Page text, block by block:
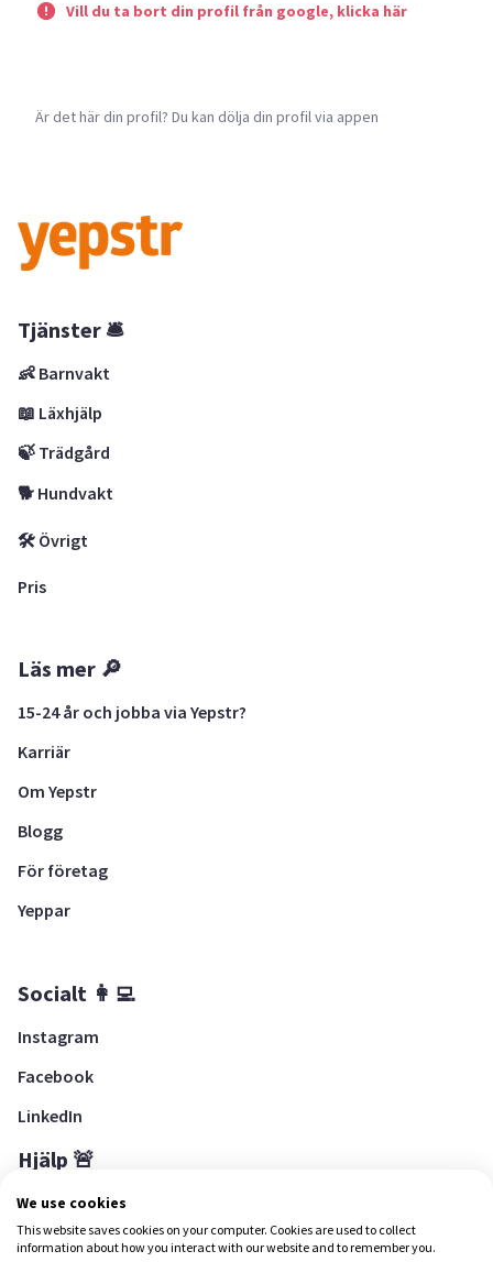
Vill du ta bort din profil från google, klicka här
Är det här din profil? Du kan dölja din profil via appen
Tjänster 🛎
👶 Barnvakt
📖 Läxhjälp
🍃 Trädgård
🐕 Hundvakt
🛠 Övrigt
Pris
Läs mer 🔎
15-24 år och jobba via Yepstr?
Karriär
Om Yepstr
Blogg
För företag
Yeppar
Socialt 👩‍💻
Instagram
Facebook
LinkedIn
Hjälp 🚨
Hjälpcenter
We use cookies
This website saves cookies on your computer. Cookies are used to collect
information about how you interact with our website and to remember you.